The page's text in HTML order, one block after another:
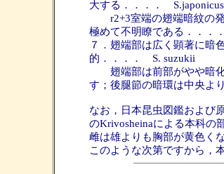
大する．．．． S.japonicus
r2+3室端の翅端暗紋の発
極めて不明瞭である．．．
７．翅端部は広く顕著に暗
的．．．． S. suzukii
翅端部は前部がやや暗化
す；後腿節の暗環は中央よ
なお，日本昆虫図鑑および
のKrivosheinaによる本科の
雌は雄よりも胸部が黄色く
このような次第ですから，